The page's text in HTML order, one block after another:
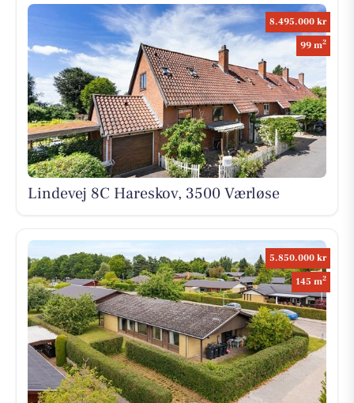
8.495.000 kr
99 m2
Lindevej 8C Hareskov, 3500 Værløse
5.850.000 kr
145 m2